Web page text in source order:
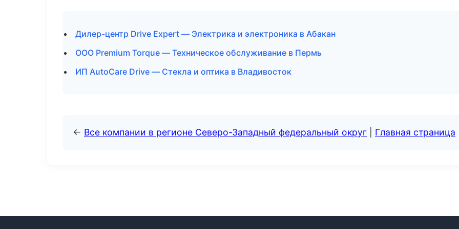
Дилер-центр Drive Expert — Электрика и электроника в Абакан
ООО Premium Torque — Техническое обслуживание в Пермь
ИП AutoCare Drive — Стекла и оптика в Владивосток
← Все компании в регионе Северо-Западный федеральный округ Главная страница